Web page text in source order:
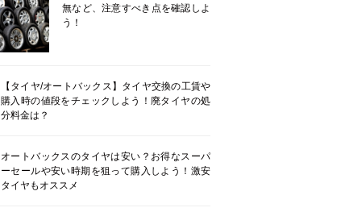
無など、注意すべき点を確認しよ
う！
【タイヤ/オートバックス】タイヤ交換の工賃や
購入時の値段をチェックしよう！廃タイヤの処
分料金は？
オートバックスのタイヤは安い？お得なスーパ
ーセールや安い時期を狙って購入しよう！激安
タイヤもオススメ